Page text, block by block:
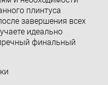
плинтуса
завершения всех
идеально
финальный